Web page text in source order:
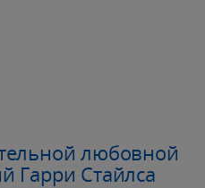
любовной
Гарри Стайлса